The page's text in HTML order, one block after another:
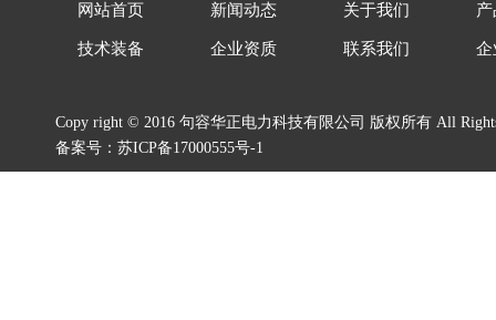
网站首页 新闻动态 关于我们
技术装备 企业资质 联系我们 企
Copy right © 2016 句容华正电力科技有限公司 版权所有 All
备案号： 苏ICP备17000555号-1